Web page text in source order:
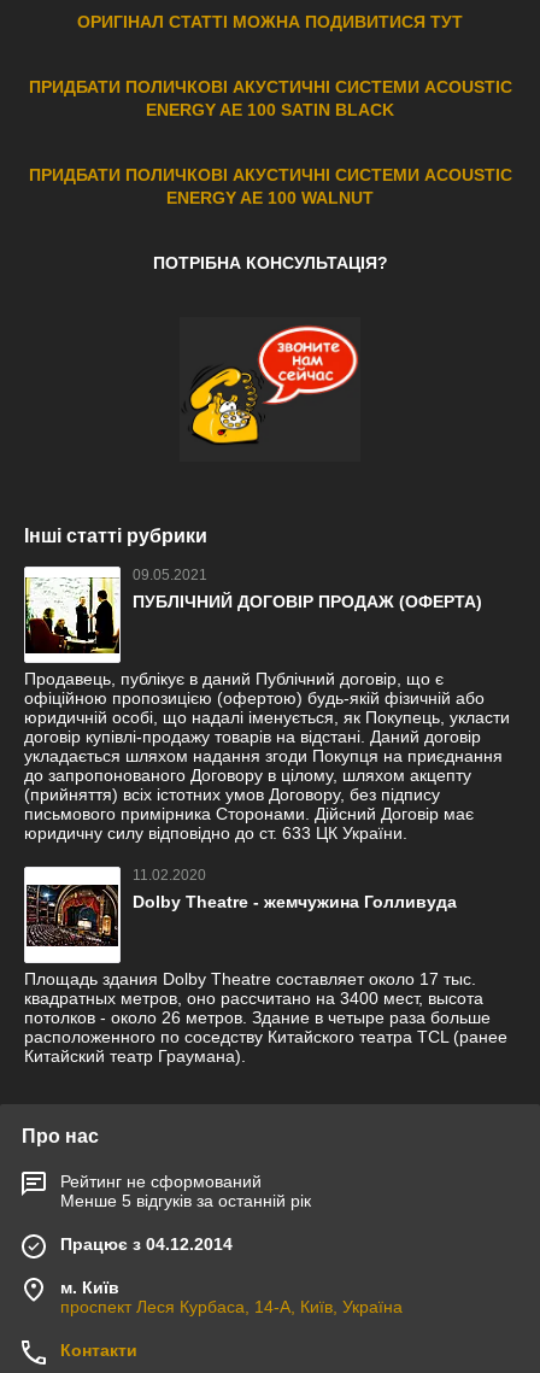
ОРИГІНАЛ СТАТТІ МОЖНА ПОДИВИТИСЯ ТУТ
ПРИДБАТИ ПОЛИЧКОВІ АКУСТИЧНІ СИСТЕМИ ACOUSTIC
ENERGY AE 100 SATIN BLACK
ПРИДБАТИ ПОЛИЧКОВІ АКУСТИЧНІ СИСТЕМИ ACOUSTIC
ENERGY AE 100 WALNUT
ПОТРІБНА КОНСУЛЬТАЦІЯ?
Інші статті рубрики
09.05.2021
ПУБЛІЧНИЙ ДОГОВІР ПРОДАЖ (ОФЕРТА)
Продавець, публікує в даний Публічний договір, що є
офіційною пропозицією (офертою) будь-якій фізичній або
юридичній особі, що надалі іменується, як Покупець, укласти
договір купівлі-продажу товарів на відстані. Даний договір
укладається шляхом надання згоди Покупця на приєднання
до запропонованого Договору в цілому, шляхом акцепту
(прийняття) всіх істотних умов Договору, без підпису
письмового примірника Сторонами. Дійсний Договір має
юридичну силу відповідно до ст. 633 ЦК України.
11.02.2020
Dolby Theatre - жемчужина Голливуда
Площадь здания Dolby Theatre составляет около 17 тыс.
квадратных метров, оно рассчитано на 3400 мест, высота
потолков - около 26 метров. Здание в четыре раза больше
расположенного по соседству Китайского театра TCL (ранее
Китайский театр Граумана).
Про нас
Рейтинг не сформований
Менше 5 відгуків за останній рік
Працює з 04.12.2014
м. Київ
проспект Леся Курбаса, 14-А, Київ, Україна
Контакти